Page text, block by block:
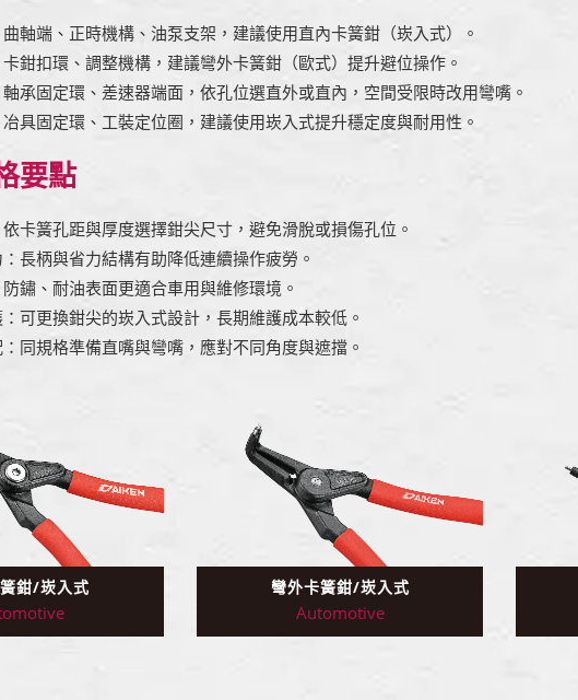
軸端、正時機構、油泵支架，建議使用直內卡簧鉗（崁入式）。
鉗扣環、調整機構，建議彎外卡簧鉗（歐式）提升避位操作。
承固定環、差速器端面，依孔位選直外或直內，空間受限時改用彎嘴。
具固定環、工裝定位圈，建議使用崁入式提升穩定度與耐用性。
要點
卡簧孔距與厚度選擇鉗尖尺寸，避免滑脫或損傷孔位。
長柄與省力結構有助降低連續操作疲勞。
鏽、耐油表面更適合車用與維修環境。
可更換鉗尖的崁入式設計，長期維護成本較低。
同規格準備直嘴與彎嘴，應對不同角度與遮擋。
鉗/崁入式 彎外卡簧鉗/崁入式
Automotive